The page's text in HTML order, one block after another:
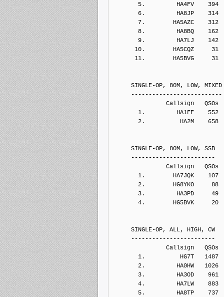
5.         HA4FV    394
6.         HA8JP    314
7.        HA5AZC    312
8.         HA8BQ    162
9.         HA7LJ    142
10.        HA5CQZ     31
11.        HA5BVG     31
SINGLE-OP, 80M, LOW, MIXED
--------------------------
Callsign   QSOs  Points
1.         HA1FF    552
2.          HA2M    658
SINGLE-OP, 80M, LOW, SSB
------------------------
Callsign   QSOs  Points
1.        HA7JQK    107
2.        HG8YKO     88
3.         HA3PD     49
4.        HG5BVK     20
SINGLE-OP, ALL, HIGH, CW
------------------------
Callsign   QSOs  Points
1.          HG7T   1487
2.         HA0HW   1026
3.         HA3OD    961
4.         HA7LW    883
5.         HA8TP    737